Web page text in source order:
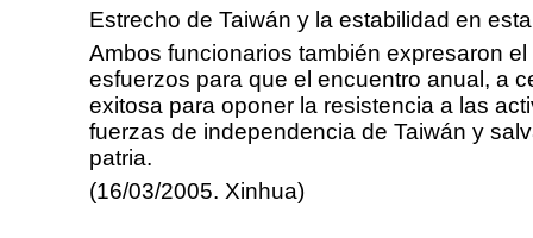
Estrecho de Taiwán y la estabilidad en
Ambos funcionarios también expresaron
esfuerzos para que el encuentro anual, a
exitosa para oponer la resistencia a las
fuerzas de independencia de Taiwán y
patria.
(16/03/2005. Xinhua)